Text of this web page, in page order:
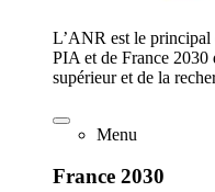
L’ANR est le principal
PIA et de France 2030
supérieur et de la
Menu
France 2030